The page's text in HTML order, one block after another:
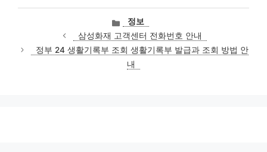
카
테
고
리
정보
삼성화재 고객센터 전화번호 안내
정부 24 생활기록부 조회 생활기록부 발급과 조회 방법 안
내